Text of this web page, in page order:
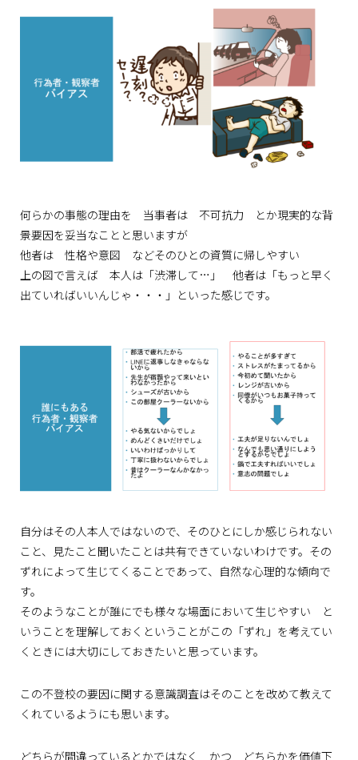
何らかの事態の理由を 当事者は 不可抗力 とか現実的な背
景要因を妥当なことと思いますが
他者は 性格や意図 などそのひとの資質に帰しやすい
上の図で言えば 本人は「渋滞して…」 他者は「もっと早く
出ていればいいんじゃ・・・」といった感じです。
自分はその人本人ではないので、そのひとにしか感じられない
こと、見たこと聞いたことは共有できていないわけです。その
ずれによって生じてくることであって、自然な心理的な傾向で
す。
そのようなことが誰にでも様々な場面において生じやすい と
いうことを理解しておくということがこの「ずれ」を考えてい
くときには大切にしておきたいと思っています。
この不登校の要因に関する意識調査はそのことを改めて教えて
くれているようにも思います。
どちらが間違っているとかではなく かつ どちらかを価値下